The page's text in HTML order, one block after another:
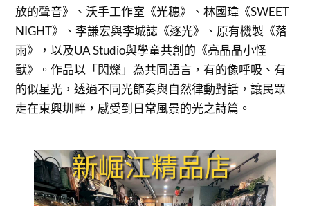
放的聲音》、沃手工作室《光穗》、林國瑋《SWEET
NIGHT》、李謙宏與李城誌《逐光》、原有機製《落
雨》，以及UA Studio與學童共創的《亮晶晶小怪
獸》。作品以「閃爍」為共同語言，有的像呼吸、有
的似星光，透過不同光節奏與自然律動對話，讓民眾
走在東興圳畔，感受到日常風景的光之詩篇。